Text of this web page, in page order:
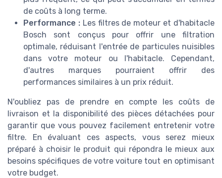
de coûts à long terme.
Performance :Les filtres de moteur et d'habitacle
Bosch sont conçus pour offrir une filtration
optimale, réduisant l'entrée de particules nuisibles
dans votre moteur ou l'habitacle. Cependant,
d'autres marques pourraient offrir des
performances similaires à un prix réduit.
N'oubliez pas de prendre en compte les coûts de
livraison et la disponibilité des pièces détachées pour
garantir que vous pouvez facilement entretenir votre
filtre. En évaluant ces aspects, vous serez mieux
préparé à choisir le produit qui répondra le mieux aux
besoins spécifiques de votre voiture tout en optimisant
votre budget.